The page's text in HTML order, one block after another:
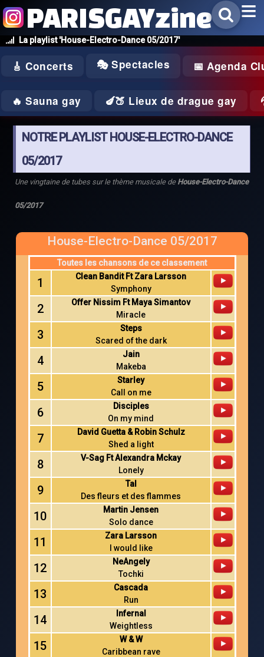
La playlist 'House-Electro-Dance 05/2017'
PARISGAYzine
🎸 Concerts 🎭 Spectacles 📅 Agenda
🔥 Sauna gay 🍆🍑 Lieux de drague gay
NOTRE PLAYLIST HOUSE-ELECTRO-DANCE
05/2017
Une vingtaine de tubes sur le thème musicale de House-Electro-Dance
05/2017
House-Electro-Dance 05/2017
Toutes les chansons de ce classement
1
Clean Bandit Ft Zara Larsson
Symphony
2
Offer Nissim Ft Maya Simantov
Miracle
3
Steps
Scared of the dark
4
Jain
Makeba
5
Starley
Call on me
6
Disciples
On my mind
7
David Guetta & Robin Schulz
Shed a light
8
V-Sag Ft Alexandra Mckay
Lonely
9
Tal
Des fleurs et des flammes
10
Martin Jensen
Solo dance
11
Zara Larsson
I would like
12
NeAngely
Tochki
13
Cascada
Run
14
Infernal
Weightless
15
W & W
Caribbean rave